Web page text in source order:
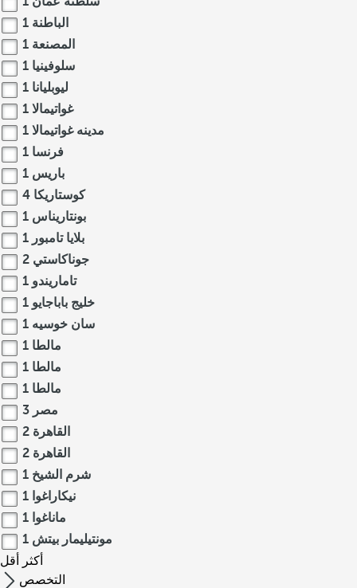
الباطنة 1
المصنعة 1
سلوفينيا 1
ليوبليانا 1
غواتيمالا 1
مدينه غواتيمالا 1
فرنسا 1
باريس 1
كوستاريكا 4
بونتاريناس 1
بلايا تامبور 1
جوناكاستي 2
تاماريندو 1
خليج باباجايو 1
سان خوسيه 1
مالطا 1
مالطا 1
مالطا 1
مصر 3
القاهرة 2
القاهرة 2
شرم الشيخ 1
نيكاراغوا 1
ماناغوا 1
مونتيليمار بيتش 1
أكثر
أقل
التخصص